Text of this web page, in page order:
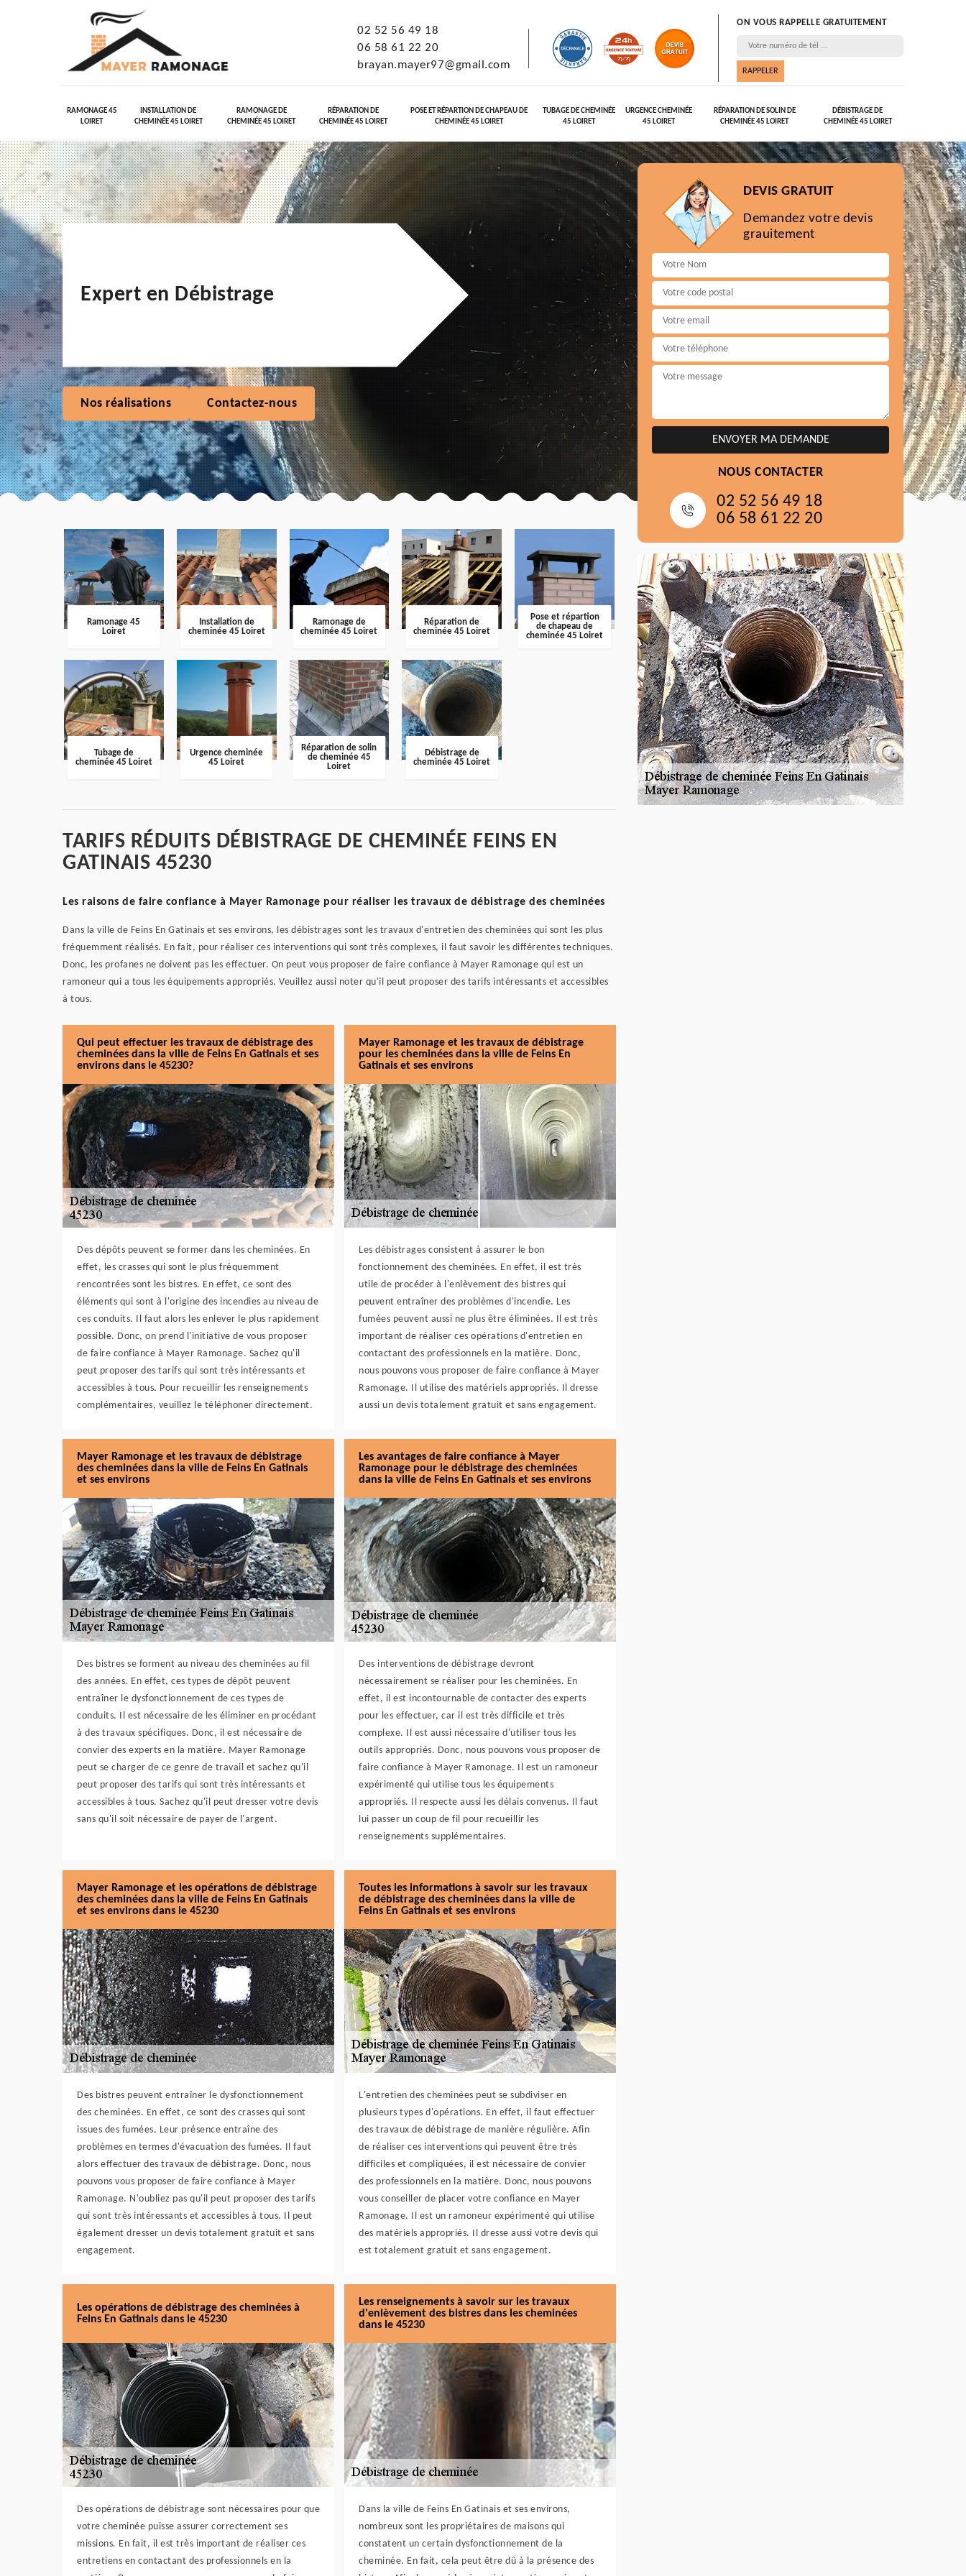
02 52 56 49 18
06 58 61 22 20
brayan.mayer97@gmail.com
ON VOUS RAPPELLE GRATUITEMENT
RAMONAGE 45
LOIRET
INSTALLATION DE
CHEMINÉE 45 LOIRET
RAMONAGE DE
CHEMINÉE 45 LOIRET
RÉPARATION DE
CHEMINÉE 45 LOIRET
POSE ET RÉPARTION DE CHAPEAU DE
CHEMINÉE 45 LOIRET
TUBAGE DE CHEMINÉE
45 LOIRET
URGENCE CHEMINÉE
45 LOIRET
RÉPARATION DE SOLIN DE
CHEMINÉE 45 LOIRET
DÉBISTRAGE DE
CHEMINÉE 45 LOIRET
Expert en Débistrage
Nos réalisations Contactez-nous
Ramonage 45
Loiret
Installation de
cheminée 45 Loiret
Ramonage de
cheminée 45 Loiret
Réparation de
cheminée 45 Loiret
Pose et répartion
de chapeau de
cheminée 45 Loiret
Tubage de
cheminée 45 Loiret
Urgence cheminée
45 Loiret
Réparation de solin
de cheminée 45
Loiret
Débistrage de
cheminée 45 Loiret
TARIFS RÉDUITS DÉBISTRAGE DE CHEMINÉE FEINS EN
GATINAIS 45230
Les raisons de faire confiance à Mayer Ramonage pour réaliser les travaux de débistrage des cheminées
Dans la ville de Feins En Gatinais et ses environs, les débistrages sont les travaux d'entretien des cheminées qui sont les plus
fréquemment réalisés. En fait, pour réaliser ces interventions qui sont très complexes, il faut savoir les différentes techniques.
Donc, les profanes ne doivent pas les effectuer. On peut vous proposer de faire confiance à Mayer Ramonage qui est un
ramoneur qui a tous les équipements appropriés. Veuillez aussi noter qu'il peut proposer des tarifs intéressants et accessibles
à tous.
Qui peut effectuer les travaux de débistrage des
cheminées dans la ville de Feins En Gatinais et ses
environs dans le 45230?
Des dépôts peuvent se former dans les cheminées. En
effet, les crasses qui sont le plus fréquemment
rencontrées sont les bistres. En effet, ce sont des
éléments qui sont à l'origine des incendies au niveau de
ces conduits. Il faut alors les enlever le plus rapidement
possible. Donc, on prend l'initiative de vous proposer
de faire confiance à Mayer Ramonage. Sachez qu'il
peut proposer des tarifs qui sont très intéressants et
accessibles à tous. Pour recueillir les renseignements
complémentaires, veuillez le téléphoner directement.
Mayer Ramonage et les travaux de débistrage
pour les cheminées dans la ville de Feins En
Gatinais et ses environs
Les débistrages consistent à assurer le bon
fonctionnement des cheminées. En effet, il est très
utile de procéder à l'enlèvement des bistres qui
peuvent entraîner des problèmes d'incendie. Les
fumées peuvent aussi ne plus être éliminées. Il est très
important de réaliser ces opérations d'entretien en
contactant des professionnels en la matière. Donc,
nous pouvons vous proposer de faire confiance à Mayer
Ramonage. Il utilise des matériels appropriés. Il dresse
aussi un devis totalement gratuit et sans engagement.
Mayer Ramonage et les travaux de débistrage
des cheminées dans la ville de Feins En Gatinais
et ses environs
Des bistres se forment au niveau des cheminées au fil
des années. En effet, ces types de dépôt peuvent
entraîner le dysfonctionnement de ces types de
conduits. Il est nécessaire de les éliminer en procédant
à des travaux spécifiques. Donc, il est nécessaire de
convier des experts en la matière. Mayer Ramonage
peut se charger de ce genre de travail et sachez qu'il
peut proposer des tarifs qui sont très intéressants et
accessibles à tous. Sachez qu'il peut dresser votre devis
sans qu'il soit nécessaire de payer de l'argent.
Les avantages de faire confiance à Mayer
Ramonage pour le débistrage des cheminées
dans la ville de Feins En Gatinais et ses environs
Des interventions de débistrage devront
nécessairement se réaliser pour les cheminées. En
effet, il est incontournable de contacter des experts
pour les effectuer, car il est très difficile et très
complexe. Il est aussi nécessaire d'utiliser tous les
outils appropriés. Donc, nous pouvons vous proposer de
faire confiance à Mayer Ramonage. Il est un ramoneur
expérimenté qui utilise tous les équipements
appropriés. Il respecte aussi les délais convenus. Il faut
lui passer un coup de fil pour recueillir les
renseignements supplémentaires.
Mayer Ramonage et les opérations de débistrage
des cheminées dans la ville de Feins En Gatinais
et ses environs dans le 45230
Des bistres peuvent entraîner le dysfonctionnement
des cheminées. En effet, ce sont des crasses qui sont
issues des fumées. Leur présence entraîne des
problèmes en termes d'évacuation des fumées. Il faut
alors effectuer des travaux de débistrage. Donc, nous
pouvons vous proposer de faire confiance à Mayer
Ramonage. N'oubliez pas qu'il peut proposer des tarifs
qui sont très intéressants et accessibles à tous. Il peut
également dresser un devis totalement gratuit et sans
engagement.
Toutes les informations à savoir sur les travaux
de débistrage des cheminées dans la ville de
Feins En Gatinais et ses environs
L'entretien des cheminées peut se subdiviser en
plusieurs types d'opérations. En effet, il faut effectuer
des travaux de débistrage de manière régulière. Afin
de réaliser ces interventions qui peuvent être très
difficiles et compliquées, il est nécessaire de convier
des professionnels en la matière. Donc, nous pouvons
vous conseiller de placer votre confiance en Mayer
Ramonage. Il est un ramoneur expérimenté qui utilise
des matériels appropriés. Il dresse aussi votre devis qui
est totalement gratuit et sans engagement.
Les opérations de débistrage des cheminées à
Feins En Gatinais dans le 45230
Des opérations de débistrage sont nécessaires pour que
votre cheminée puisse assurer correctement ses
missions. En fait, il est très important de réaliser ces
entretiens en contactant des professionnels en la
Les renseignements à savoir sur les travaux
d'enlèvement des bistres dans les cheminées
dans le 45230
Dans la ville de Feins En Gatinais et ses environs,
nombreux sont les propriétaires de maisons qui
constatent un certain dysfonctionnement de la
cheminée. En fait, cela peut être dû à la présence des
DEVIS GRATUIT
Demandez votre devis
grauitement
NOUS CONTACTER
02 52 56 49 18
06 58 61 22 20